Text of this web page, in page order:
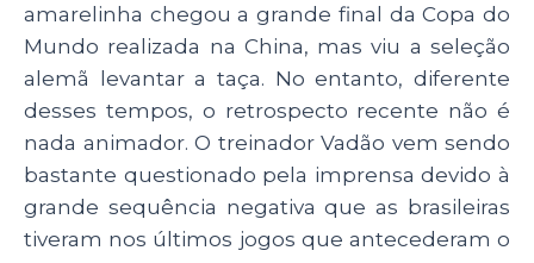
amarelinha chegou a grande final da Copa do
Mundo realizada na China, mas viu a seleção
alemã levantar a taça. No entanto, diferente
desses tempos, o retrospecto recente não é
nada animador. O treinador Vadão vem sendo
bastante questionado pela imprensa devido à
grande sequência negativa que as brasileiras
tiveram nos últimos jogos que antecederam o